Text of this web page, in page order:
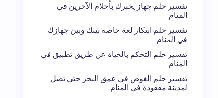
تفسير حلم جهاز يخبرك بأحلام الآخرين في
المنام
تفسير حلم ابتكار لغة خاصة بينك وبين جهازك
في المنام
تفسير حلم التحكم بالحياة عن طريق تطبيق في
المنام
تفسير حلم الغوص في عمق البحر حتى تصل
لمدينة مفقودة في المنام